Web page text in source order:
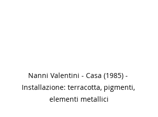
Nanni Valentini - Casa (1985) -
Installazione: terracotta, pigmenti,
elementi metallici